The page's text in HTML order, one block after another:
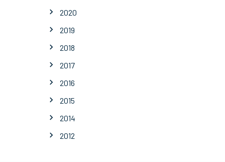
2020
2019
2018
2017
2016
2015
2014
2012